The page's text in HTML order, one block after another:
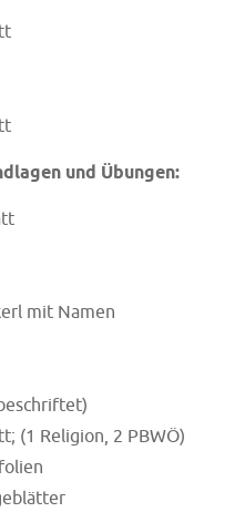
und Übungen:
mit Namen
(1 Religion, 2 PBWÖ)